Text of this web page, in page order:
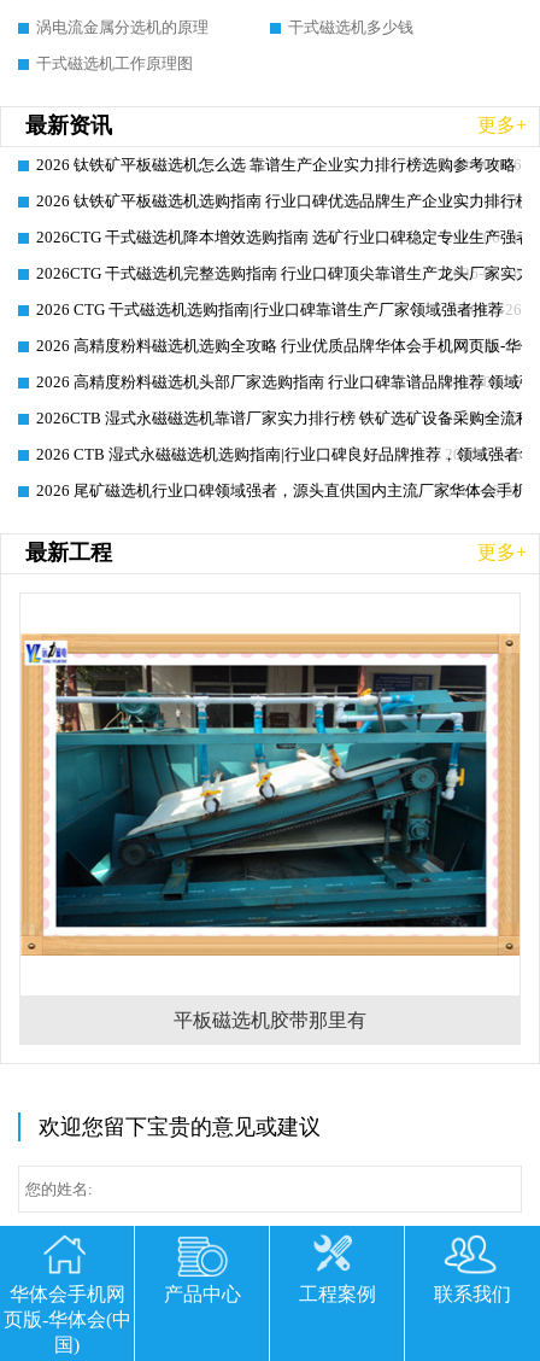
涡电流金属分选机的原理
干式磁选机多少钱
干式磁选机工作原理图
最新资讯 更多+
2026-06-26
2026 钛铁矿平板磁选机怎么选 靠谱生产企业实力排行榜选购参考攻略
2026-06-26
2026 钛铁矿平板磁选机选购指南 行业口碑优选品牌生产企业实力排行榜
2026-06-26
2026CTG 干式磁选机降本增效选购指南 选矿行业口碑稳定专业生产强者
2026-06-26
2026CTG 干式磁选机完整选购指南 行业口碑顶尖靠谱生产龙头厂家实力
2026-06-26
2026 CTG 干式磁选机选购指南|行业口碑靠谱生产厂家领域强者推荐
2026-06-26
2026 高精度粉料磁选机选购全攻略 行业优质品牌华体会手机网页版-华
2026-06-26
2026 高精度粉料磁选机头部厂家选购指南 行业口碑靠谱品牌推荐 领域
2026-06-25
2026CTB 湿式永磁磁选机靠谱厂家实力排行榜 铁矿选矿设备采购全流程
2026-06-25
2026 CTB 湿式永磁磁选机选购指南|行业口碑良好品牌推荐，领域强者
2026-06-25
2026 尾矿磁选机行业口碑领域强者，源头直供国内主流厂家华体会手机
最新工程 更多+
平板磁选机胶带那里有
欢迎您留下宝贵的意见或建议
华体会手机网
页版-华体会(中
国)
产品中心 工程案例 联系我们